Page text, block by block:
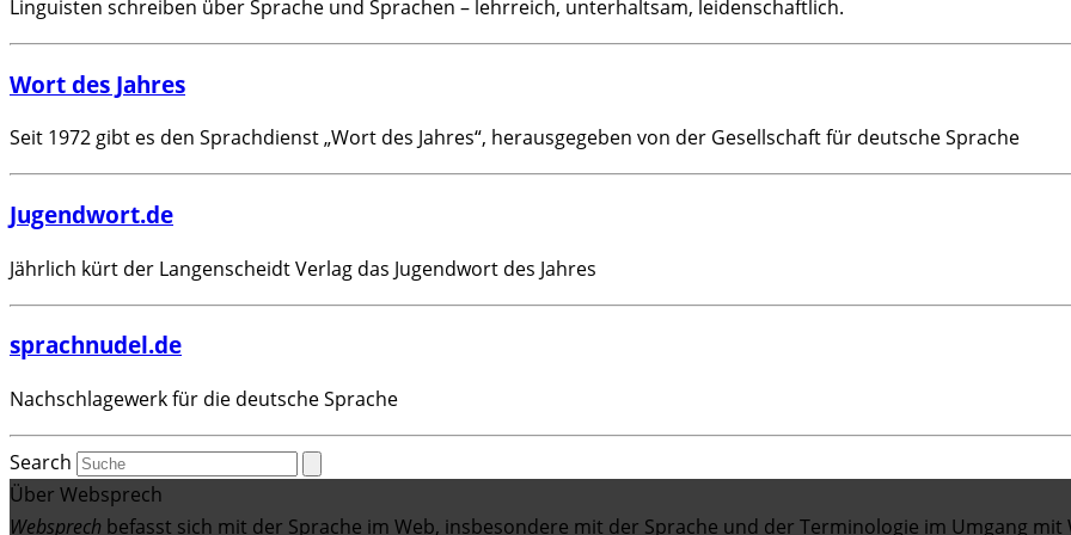
Linguisten schreiben über Sprache und Sprachen – lehrreich, unterhaltsam, leidenschaftlich.
Wort des Jahres
Seit 1972 gibt es den Sprachdienst „Wort des Jahres“, herausgegeben von der Gesellschaft für deutsche Sprache
Jugendwort.de
Jährlich kürt der Langenscheidt Verlag das Jugendwort des Jahres
sprachnudel.de
Nachschlagewerk für die deutsche Sprache
Search
Über Websprech
Websprech befasst sich mit der Sprache im Web, insbesondere mit der Sprache und der Terminologie im Umgang mit